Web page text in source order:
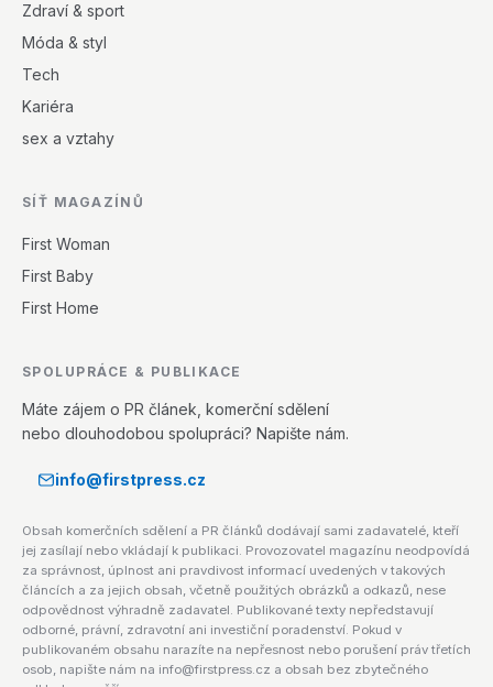
Zdraví & sport
Móda & styl
Tech
Kariéra
sex a vztahy
SÍŤ MAGAZÍNŮ
First Woman
First Baby
First Home
SPOLUPRÁCE & PUBLIKACE
Máte zájem o PR článek, komerční sdělení
nebo dlouhodobou spolupráci? Napište nám.
info@firstpress.cz
Obsah komerčních sdělení a PR článků dodávají sami zadavatelé, kteří
jej zasílají nebo vkládají k publikaci. Provozovatel magazínu neodpovídá
za správnost, úplnost ani pravdivost informací uvedených v takových
článcích a za jejich obsah, včetně použitých obrázků a odkazů, nese
odpovědnost výhradně zadavatel. Publikované texty nepředstavují
odborné, právní, zdravotní ani investiční poradenství. Pokud v
publikovaném obsahu narazíte na nepřesnost nebo porušení práv třetích
osob, napište nám na info@firstpress.cz a obsah bez zbytečného